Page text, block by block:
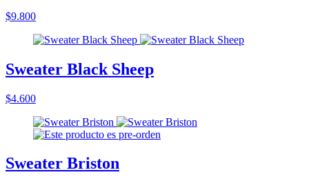
$9.800
Sweater Black Sheep
$4.600
Sweater Briston